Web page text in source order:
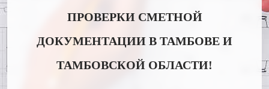
ПРОВЕРКИ СМЕТНОЙ
ДОКУМЕНТАЦИИ В ТАМБОВЕ И
ТАМБОВСКОЙ ОБЛАСТИ!